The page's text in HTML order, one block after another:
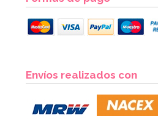
Envíos realizados con